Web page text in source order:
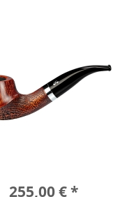
255,00 € *